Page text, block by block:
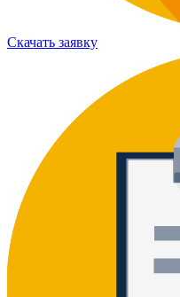
Скачать заявку